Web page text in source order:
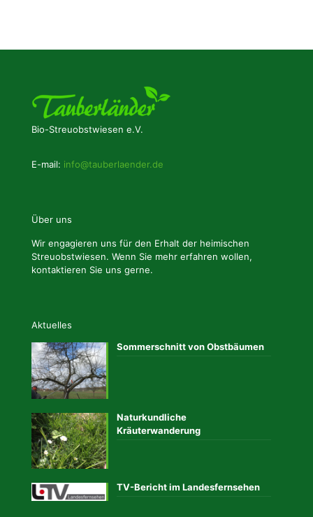
Bio-Streuobstwiesen e.V.
E-mail: info@tauberlaender.de
Über uns
Wir engagieren uns für den Erhalt der heimischen
Streuobstwiesen. Wenn Sie mehr erfahren wollen,
kontaktieren Sie uns gerne.
Aktuelles
Sommerschnitt von Obstbäumen
Naturkundliche
Kräuterwanderung
TV-Bericht im Landesfernsehen